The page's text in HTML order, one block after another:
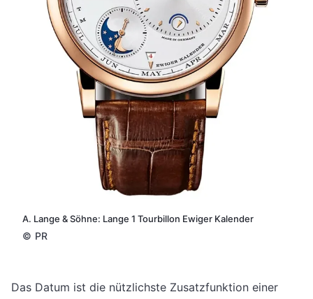
A. Lange & Söhne: Lange 1 Tourbillon Ewiger Kalender
© PR
Das Datum ist die nützlichste Zusatzfunktion einer